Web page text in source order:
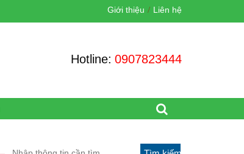
Giới thiệu Liên hệ
Hotline: 0907823444